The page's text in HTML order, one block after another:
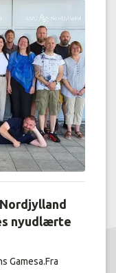
nyudlærte
Gamesa.Fra